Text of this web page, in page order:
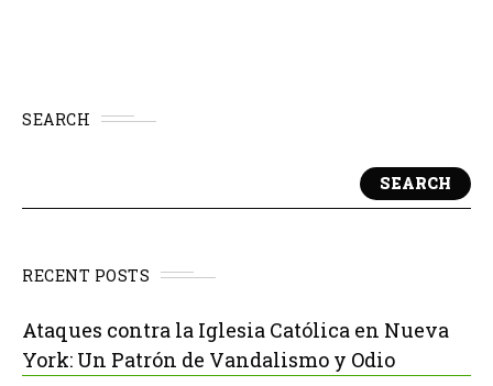
SEARCH
SEARCH
RECENT POSTS
Ataques contra la Iglesia Católica en Nueva
York: Un Patrón de Vandalismo y Odio